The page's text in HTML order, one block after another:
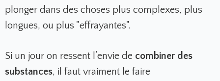
plonger dans des choses plus complexes, plus
longues, ou plus "effrayantes".
Si un jour on ressent l’envie de combiner des
substances, il faut vraiment le faire